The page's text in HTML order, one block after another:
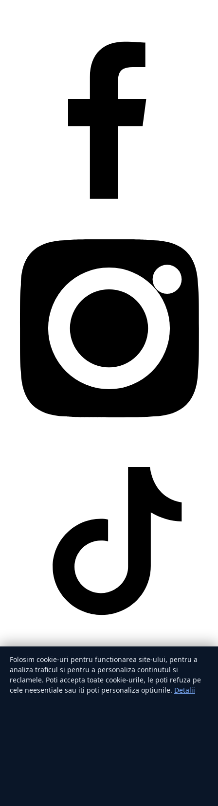
Folosim cookie-uri pentru functionarea site-ului, pentru a
analiza traficul si pentru a personaliza continutul si
reclamele. Poti accepta toate cookie-urile, le poti refuza pe
cele neesentiale sau iti poti personaliza optiunile. Detalii